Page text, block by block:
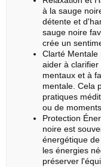
à la sauge
détente et
sauge noire
crée un
Clarté Mentale
aider à
mentaux et à
mentale. Cela
pratiques
ou de
Protection
noire est
énergétique
les énergies
préserver